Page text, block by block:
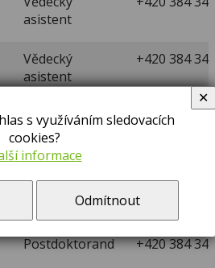
asistent
Vědecký
asistent
+420 384
Vědecký
asistent
+420 384
Postdoktorand +420 384
Postdoktorand +420 384
s využíváním sledovacích
cookies?
informace
Odmítnout
✕